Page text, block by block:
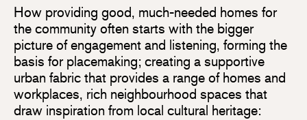
How providing good, much-needed homes for
the community often starts with the bigger
picture of engagement and listening, forming the
basis for placemaking; creating a supportive
urban fabric that provides a range of homes and
workplaces, rich neighbourhood spaces that
draw inspiration from local cultural heritage: